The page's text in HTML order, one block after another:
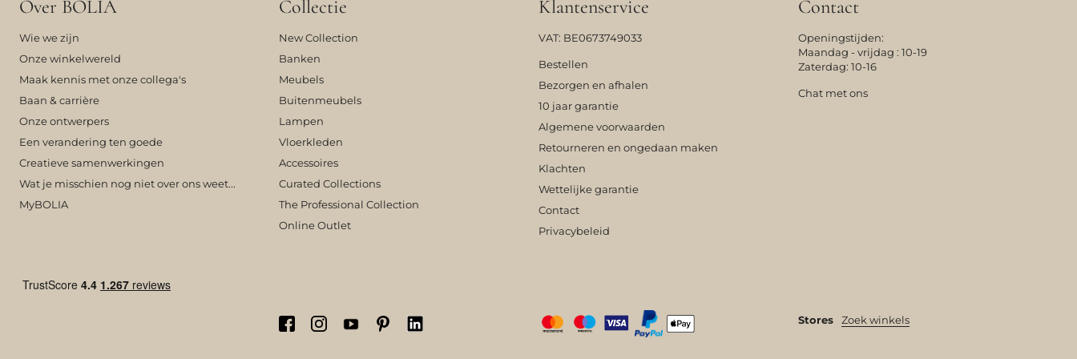
Over BOLIA
Wie we zijn
Onze winkelwereld
Maak kennis met onze collega's
Baan & carrière
Onze ontwerpers
Een verandering ten goede
Creatieve samenwerkingen
Wat je misschien nog niet over ons weet...
MyBOLIA
Collectie
New Collection
Banken
Meubels
Buitenmeubels
Lampen
Vloerkleden
Accessoires
Curated Collections
The Professional Collection
Online Outlet
Klantenservice
VAT: BE0673749033
Bestellen
Bezorgen en afhalen
10 jaar garantie
Algemene voorwaarden
Retourneren en ongedaan maken
Klachten
Wettelijke garantie
Contact
Privacybeleid
Contact
Openingstijden:
Maandag - vrijdag : 10-19
Zaterdag: 10-16
Chat met ons
Stores Zoek winkels